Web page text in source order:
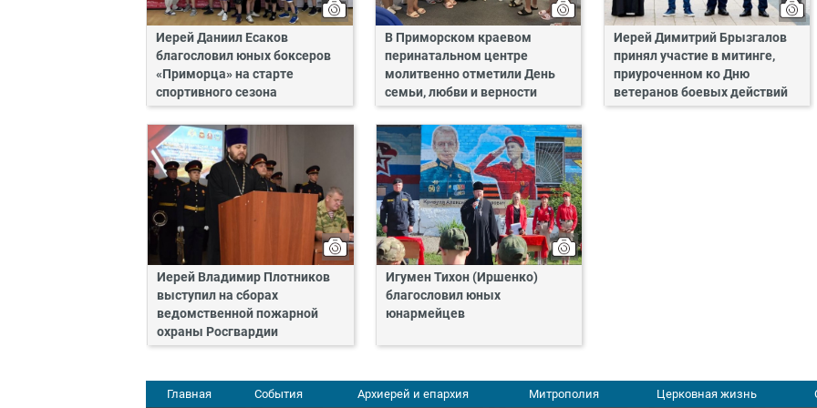
Иерей Даниил Есаков
благословил юных боксеров
«Приморца» на старте
спортивного сезона
В Приморском краевом
перинатальном центре
молитвенно отметили День
семьи, любви и верности
Иерей Димитрий Брызгалов
принял участие в митинге,
приуроченном ко Дню
ветеранов боевых действий
Иерей Владимир Плотников
выступил на сборах
ведомственной пожарной
охраны Росгвардии
Игумен Тихон (Иршенко)
благословил юных
юнармейцев
Главная События Архиерей и епархия Митрополия Церковная жизнь